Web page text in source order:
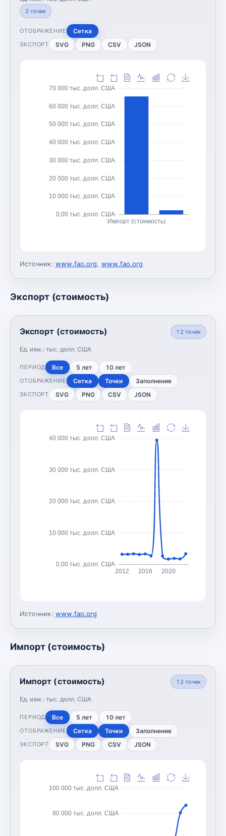
2 точек
ОТОБРАЖЕНИЕ Сетка
ЭКСПОРТ SVG PNG CSV JSON
0,00 тыс. долл. США
10 000 тыс. долл. США
20 000 тыс. долл. США
30 000 тыс. долл. США
40 000 тыс. долл. США
50 000 тыс. долл. США
60 000 тыс. долл. США
70 000 тыс. долл. США
Импорт (стоимость)
Источник: www.fao.org, www.fao.org
Экспорт (стоимость)
Экспорт (стоимость)
Ед. изм.: тыс. долл. США
12 точек
ПЕРИОД Все 5 лет 10 лет
ОТОБРАЖЕНИЕ Сетка Точки Заполнение
ЭКСПОРТ SVG PNG CSV JSON
0,00 тыс. долл. США
10 000 тыс. долл. США
20 000 тыс. долл. США
30 000 тыс. долл. США
40 000 тыс. долл. США
2012 2016 2020
Источник: www.fao.org
Импорт (стоимость)
Импорт (стоимость)
Ед. изм.: тыс. долл. США
12 точек
ПЕРИОД Все 5 лет 10 лет
ОТОБРАЖЕНИЕ Сетка Точки Заполнение
ЭКСПОРТ SVG PNG CSV JSON
80 000 тыс. долл. США
100 000 тыс. долл. США